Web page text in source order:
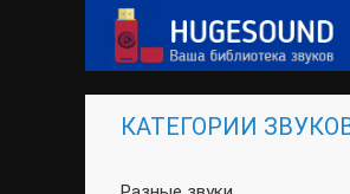
КАТЕГОРИИ